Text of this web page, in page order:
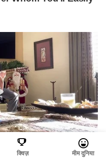
क्विज़ मीम दुनिया